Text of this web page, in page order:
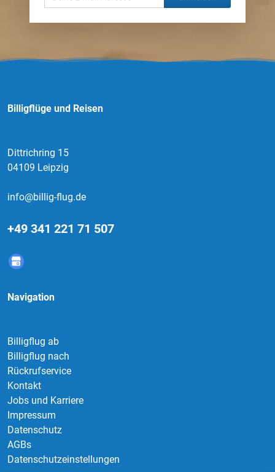
Billigflüge und Reisen
Dittrichring 15
04109 Leipzig
info@billig-flug.de
+49 341 221 71 507
Navigation
Billigflug ab
Billigflug nach
Rückrufservice
Kontakt
Jobs und Karriere
Impressum
Datenschutz
AGBs
Datenschutzeinstellungen